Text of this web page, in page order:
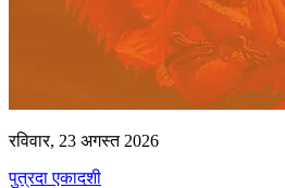
रविवार, 23 अगस्त 2026
पुत्रदा एकादशी